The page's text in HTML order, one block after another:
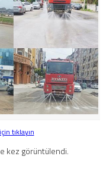
tıklayın
kez görüntülendi.